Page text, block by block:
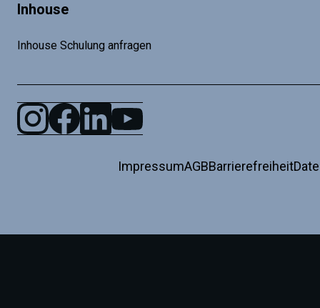
Inhouse
Inhouse Schulung anfragen
ImpressumAGBBarrierefreiheit